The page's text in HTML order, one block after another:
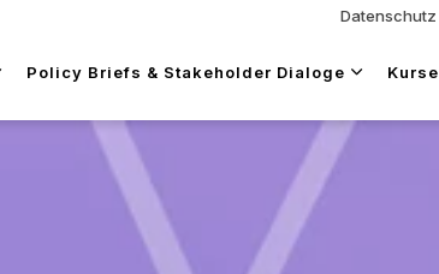
Policy Briefs & Stakeholder Dialoge Kurse
Datenschutz